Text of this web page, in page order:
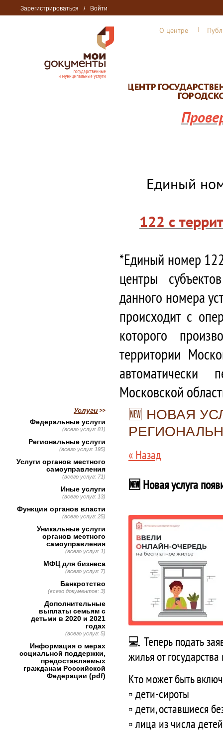
Зарегистрироваться / Войти
О центре
Единый
122 с
*Единый номер
центры
данного номера
происходит с
которого
территории
автоматически
Московской
🆕 НОВАЯ
« Назад
🆕 Новая услуга
💻 Теперь подать
жилья от
Кто может быть
▫️ дети-сироты
▫️ дети, оставшиеся
▫️ лица из числа
Услуги
Федеральные услуги
(всего услуг: 81)
Региональные услуги
(всего услуг: 195)
Услуги органов местного
самоуправления
(всего услуг: 71)
Иные услуги
(всего услуг: 13)
Функции органов власти
(всего услуг: 25)
Уникальные услуги
органов местного
самоуправления
(всего услуг: 1)
МФЦ для бизнеса
(всего услуг: 7)
Банкротство
(всего документов: 3)
Дополнительные
выплаты семьям с
детьми в 2020 и 2021
годах
(всего услуг: 5)
Информация о мерах
социальной поддержки,
предоставляемых
гражданам Российской
Федерации (pdf)